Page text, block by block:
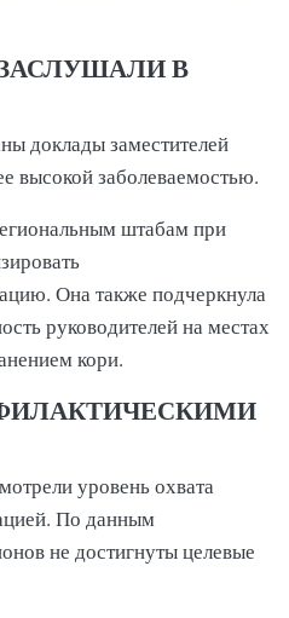
В
доклады заместителей
высокой заболеваемостью.
штабам при
Она также подчеркнула
руководителей на местах
кори.
уровень охвата
По данным
не достигнуты целевые